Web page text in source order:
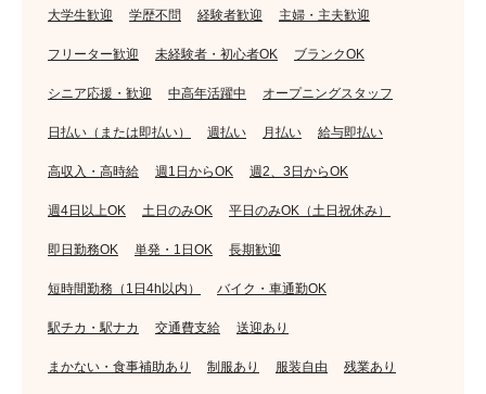
大学生歓迎 学歴不問 経験者歓迎 主婦・主夫歓迎
フリーター歓迎 未経験者・初心者OK ブランクOK
シニア応援・歓迎 中高年活躍中 オープニングスタッフ
日払い（または即払い） 週払い 月払い 給与即払い
高収入・高時給 週1日からOK 週2、3日からOK
週4日以上OK 土日のみOK 平日のみOK（土日祝休み）
即日勤務OK 単発・1日OK 長期歓迎
短時間勤務（1日4h以内） バイク・車通勤OK
駅チカ・駅ナカ 交通費支給 送迎あり
まかない・食事補助あり 制服あり 服装自由 残業あり